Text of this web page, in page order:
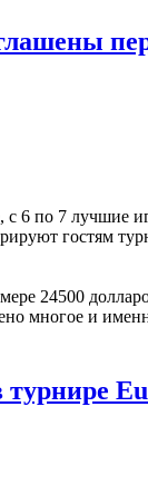
с 6 по 7 лучшие
гостям
24500
многое и